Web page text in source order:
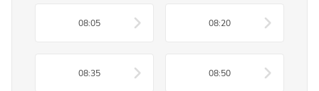
08:05 08:20
08:35 08:50